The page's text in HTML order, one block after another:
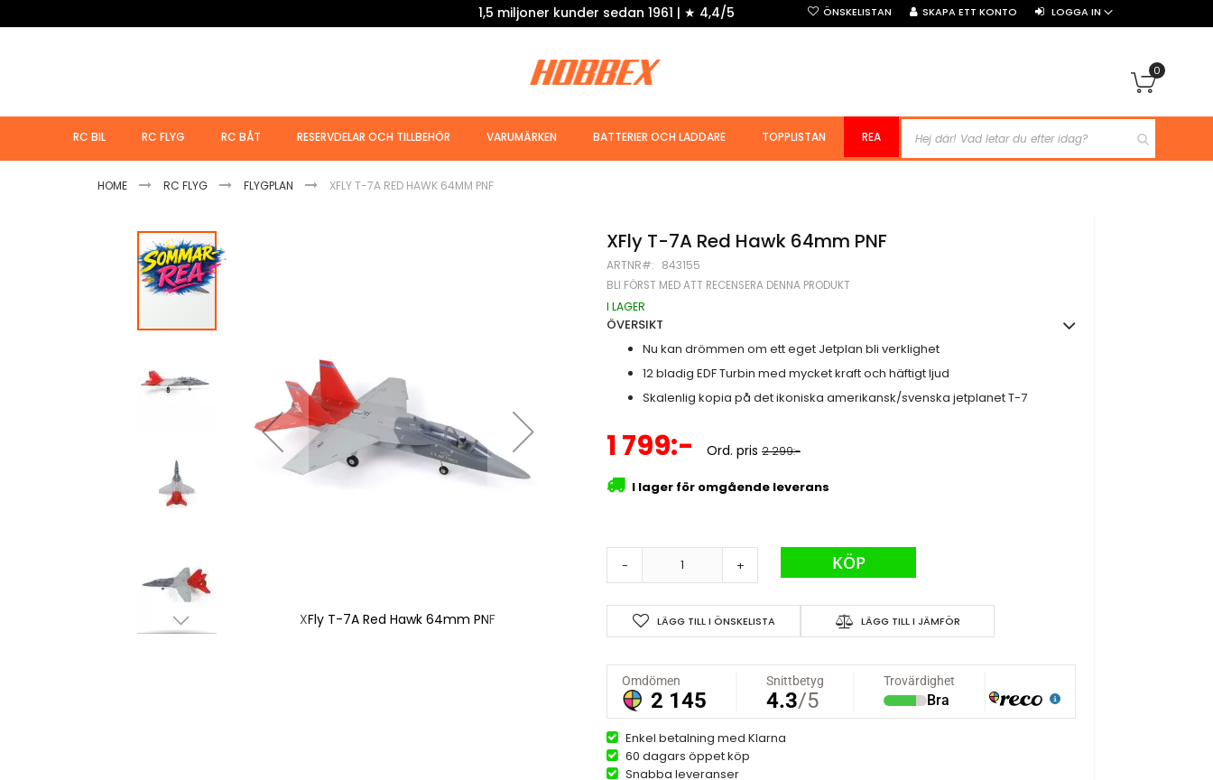
ÖNSKELISTAN LOGGA IN
SKAPA ETT KONTO
1,5 miljoner kunder sedan 1961 | ★ 4,4/5
Min
0
RC BIL RC FLYG RC BÅT RESERVDELAR OCH TILLBEHÖR VARUMÄRKEN BATTERIER OCH LADDARE TOPPLISTAN REA
HOME RC FLYG FLYGPLAN XFLY T-7A RED HAWK 64MM PNF
Hoppa
till
slutet
av
bildgalleriet
XFly T-7A Red Hawk 64mm PNF XFly T-7A Red Hawk 64mm PNF
XFly T-7A Red Hawk 64mm PNF
ARTNR 843155
BLI FÖRST MED ATT RECENSERA DENNA PRODUKT
I LAGER
ÖVERSIKT
Nu kan drömmen om ett eget Jetplan bli verklighet
12 bladig EDF Turbin med mycket kraft och häftigt ljud
Skalenlig kopia på det ikoniska amerikansk/svenska jetplanet T-7
Specialpris
1 799:- Ord. pris 2 299:-
I lager för omgående leverans
- + KÖP
LÄGG TILL I ÖNSKELISTA LÄGG TILL I JÄMFÖR
Enkel betalning med Klarna
60 dagars öppet köp
Snabba leveranser